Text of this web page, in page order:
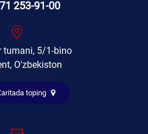
253-91-00
tumani, 5/1-bino
O'zbekiston
toping